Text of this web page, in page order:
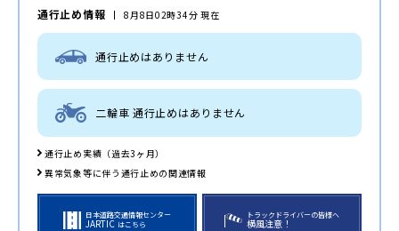
通行止め情報 8月8日02時34分 現在
通行止めはありません
二輪車 通行止めはありません
通行止め実績（過去3ヶ月）
異常気象等に伴う通行止めの関連情報
日本道路交通情報センター
JARTIC はこちら
トラックドライバーの皆様へ
横風注意！